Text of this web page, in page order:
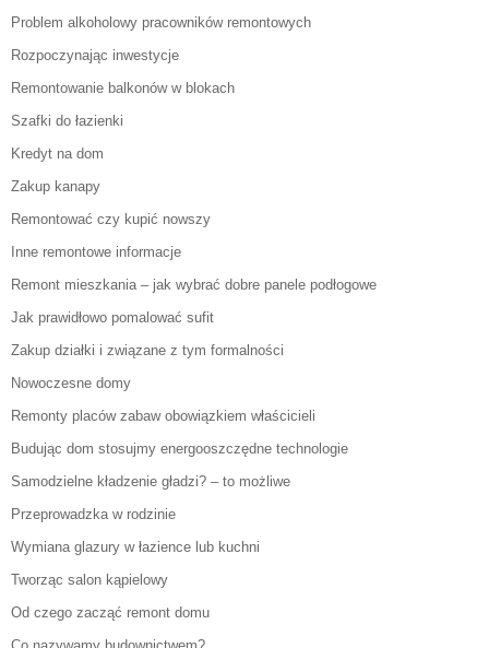
Problem alkoholowy pracowników remontowych
Rozpoczynając inwestycje
Remontowanie balkonów w blokach
Szafki do łazienki
Kredyt na dom
Zakup kanapy
Remontować czy kupić nowszy
Inne remontowe informacje
Remont mieszkania – jak wybrać dobre panele podłogowe
Jak prawidłowo pomalować sufit
Zakup działki i związane z tym formalności
Nowoczesne domy
Remonty placów zabaw obowiązkiem właścicieli
Budując dom stosujmy energooszczędne technologie
Samodzielne kładzenie gładzi? – to możliwe
Przeprowadzka w rodzinie
Wymiana glazury w łazience lub kuchni
Tworząc salon kąpielowy
Od czego zacząć remont domu